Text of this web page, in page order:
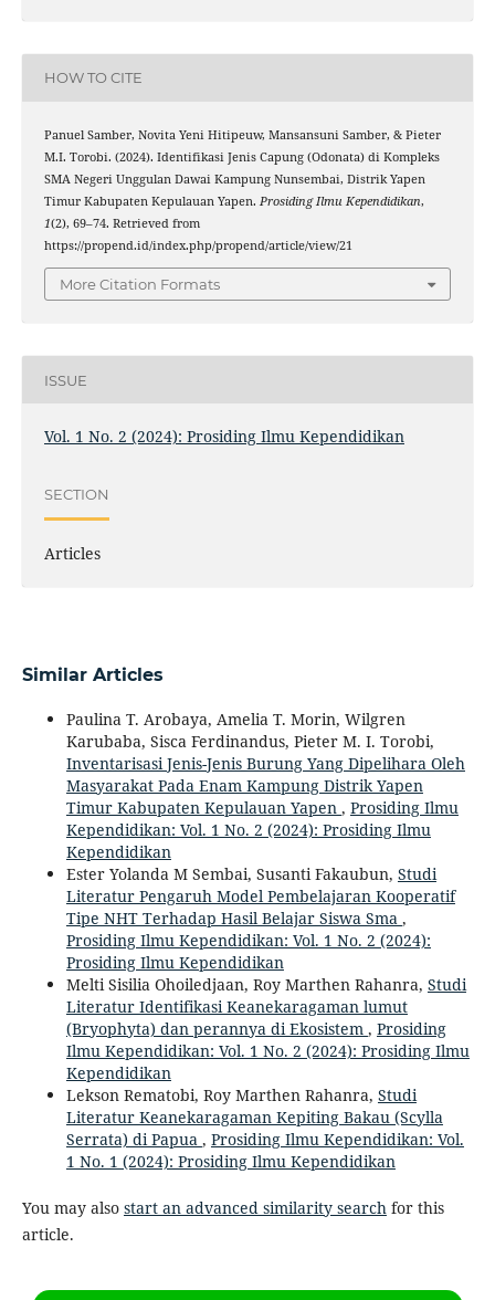
HOW TO CITE
Panuel Samber, Novita Yeni Hitipeuw, Mansansuni Samber, & Pieter
M.I. Torobi. (2024). Identifikasi Jenis Capung (Odonata) di Kompleks
SMA Negeri Unggulan Dawai Kampung Nunsembai, Distrik Yapen
Timur Kabupaten Kepulauan Yapen. Prosiding Ilmu Kependidikan,
1(2), 69–74. Retrieved from
https://propend.id/index.php/propend/article/view/21
More Citation Formats
ISSUE
Vol. 1 No. 2 (2024): Prosiding Ilmu Kependidikan
SECTION
Articles
Similar Articles
Paulina T. Arobaya, Amelia T. Morin, Wilgren
Karubaba, Sisca Ferdinandus, Pieter M. I. Torobi,
Inventarisasi Jenis-Jenis Burung Yang Dipelihara Oleh
Masyarakat Pada Enam Kampung Distrik Yapen
Timur Kabupaten Kepulauan Yapen , Prosiding Ilmu
Kependidikan: Vol. 1 No. 2 (2024): Prosiding Ilmu
Kependidikan
Ester Yolanda M Sembai, Susanti Fakaubun, Studi
Literatur Pengaruh Model Pembelajaran Kooperatif
Tipe NHT Terhadap Hasil Belajar Siswa Sma ,
Prosiding Ilmu Kependidikan: Vol. 1 No. 2 (2024):
Prosiding Ilmu Kependidikan
Melti Sisilia Ohoiledjaan, Roy Marthen Rahanra, Studi
Literatur Identifikasi Keanekaragaman lumut
(Bryophyta) dan perannya di Ekosistem , Prosiding
Ilmu Kependidikan: Vol. 1 No. 2 (2024): Prosiding Ilmu
Kependidikan
Lekson Rematobi, Roy Marthen Rahanra, Studi
Literatur Keanekaragaman Kepiting Bakau (Scylla
Serrata) di Papua , Prosiding Ilmu Kependidikan: Vol.
1 No. 1 (2024): Prosiding Ilmu Kependidikan
You may also start an advanced similarity searchfor this
article.